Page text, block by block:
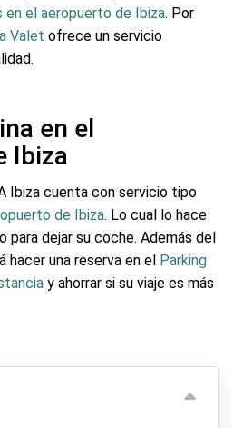
el aeropuerto de Ibiza. Por
Valet ofrece un servicio
en el
Ibiza
Ibiza cuenta con servicio tipo
de Ibiza. Lo cual lo hace
para dejar su coche. Además del
hacer una reserva en el Parking
y ahorrar si su viaje es más